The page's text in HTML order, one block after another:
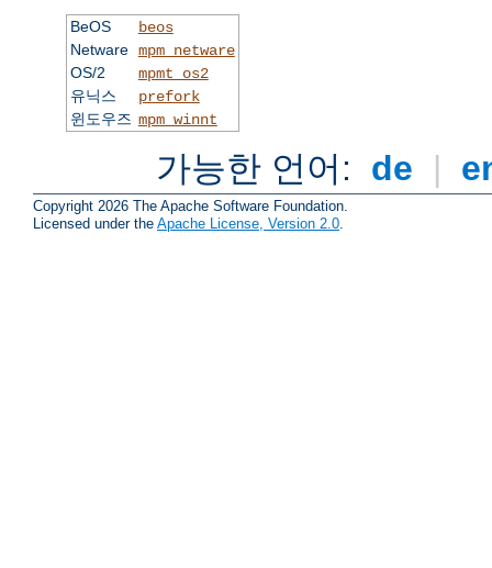
BeOS
beos
Netware mpm_netware
OS/2
mpmt_os2
유닉스
prefork
윈도우즈 mpm_winnt
가능한 언어: de |
Copyright 2026 The Apache Software Foundation.
Licensed under the Apache License, Version 2.0